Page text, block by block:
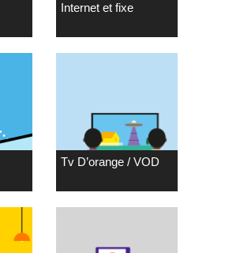
Internet et fixe
Tv D’orange / VOD